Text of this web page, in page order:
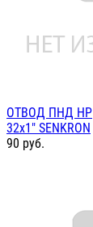
ОТВОД ПНД НР
32х1" SENKRON
90 руб.